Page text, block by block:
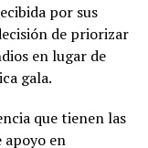
por sus
de priorizar
en lugar de
gala.
que tienen las
en